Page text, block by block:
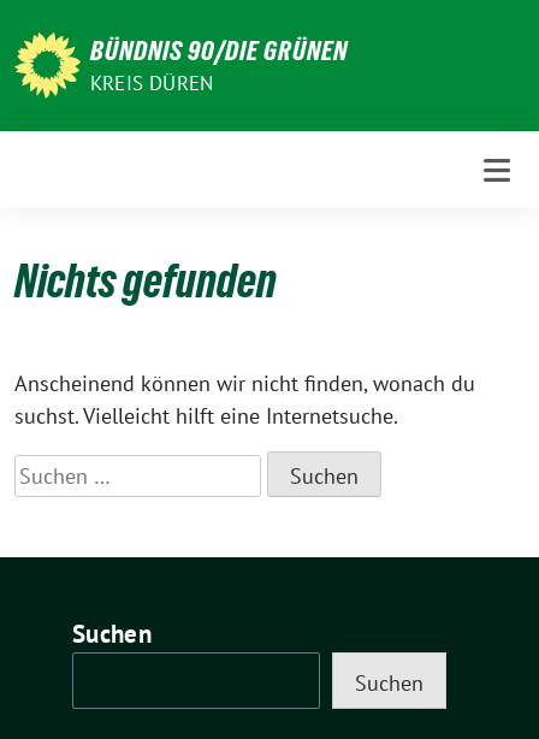
zum
Inhalt
BÜNDNIS 90/DIE GRÜNEN
KREIS DÜREN
Nichts gefunden
Anscheinend können wir nicht finden, wonach du
suchst. Vielleicht hilft eine Internetsuche.
Suchen
nach:
Suchen
Suchen